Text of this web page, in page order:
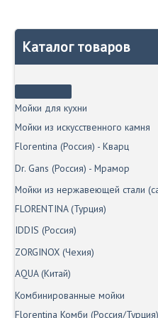
Каталог товаров
Мойки для кухни
Мойки из искусственного камня
Florentina (Россия) - Кварц
Dr. Gans (Россия) - Мрамор
Мойки из нержавеющей стали
FLORENTINA (Турция)
IDDIS (Россия)
ZORGINOX (Чехия)
AQUA (Китай)
Комбинированные мойки
Florentina Комби (Россия/Турция)